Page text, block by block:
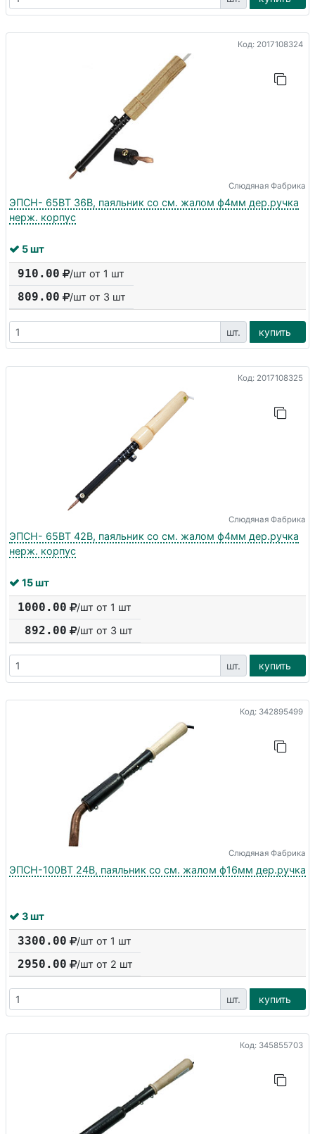
Код: 2017108324
Слюдяная Фабрика
ЭПСН- 65ВТ 36В, паяльник со см. жалом ф4мм дер.ручка
нерж. корпус
5 шт
910.00 /шт от 1 шт
809.00 /шт от 3 шт
шт. купить
Код: 2017108325
Слюдяная Фабрика
ЭПСН- 65ВТ 42В, паяльник со см. жалом ф4мм дер.ручка
нерж. корпус
15 шт
1000.00 /шт от 1 шт
892.00 /шт от 3 шт
шт. купить
Код: 342895499
Слюдяная Фабрика
ЭПСН-100ВТ 24В, паяльник со см. жалом ф16мм дер.ручка
3 шт
3300.00 /шт от 1 шт
2950.00 /шт от 2 шт
шт. купить
Код: 345855703